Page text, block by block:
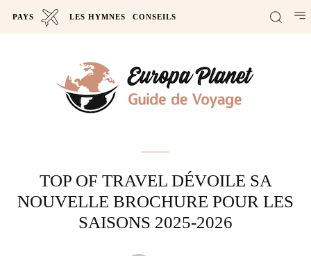
PAYS LES HYMNES CONSEILS
TOP OF TRAVEL DÉVOILE SA
NOUVELLE BROCHURE POUR LES
SAISONS 2025-2026